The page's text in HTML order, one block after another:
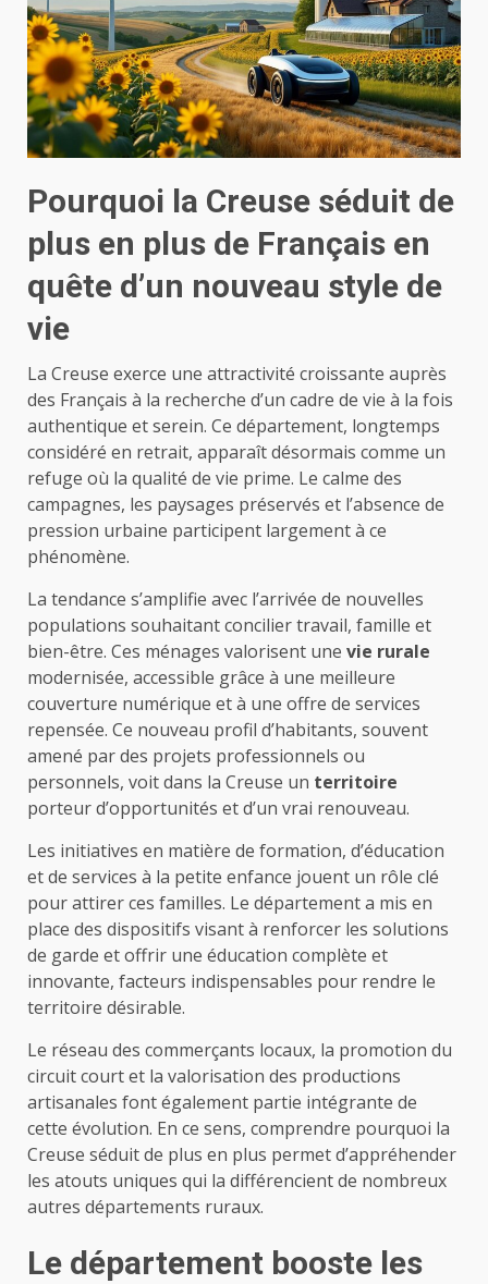
Pourquoi la Creuse séduit de
plus en plus de Français en
quête d’un nouveau style de
vie
La Creuse exerce une attractivité croissante auprès
des Français à la recherche d’un cadre de vie à la fois
authentique et serein. Ce département, longtemps
considéré en retrait, apparaît désormais comme un
refuge où la qualité de vie prime. Le calme des
campagnes, les paysages préservés et l’absence de
pression urbaine participent largement à ce
phénomène.
La tendance s’amplifie avec l’arrivée de nouvelles
populations souhaitant concilier travail, famille et
bien-être. Ces ménages valorisent une vie rurale
modernisée, accessible grâce à une meilleure
couverture numérique et à une offre de services
repensée. Ce nouveau profil d’habitants, souvent
amené par des projets professionnels ou
personnels, voit dans la Creuse un territoire
porteur d’opportunités et d’un vrai renouveau.
Les initiatives en matière de formation, d’éducation
et de services à la petite enfance jouent un rôle clé
pour attirer ces familles. Le département a mis en
place des dispositifs visant à renforcer les solutions
de garde et offrir une éducation complète et
innovante, facteurs indispensables pour rendre le
territoire désirable.
Le réseau des commerçants locaux, la promotion du
circuit court et la valorisation des productions
artisanales font également partie intégrante de
cette évolution. En ce sens, comprendre pourquoi la
Creuse séduit de plus en plus permet d’appréhender
les atouts uniques qui la différencient de nombreux
autres départements ruraux.
Le département booste les